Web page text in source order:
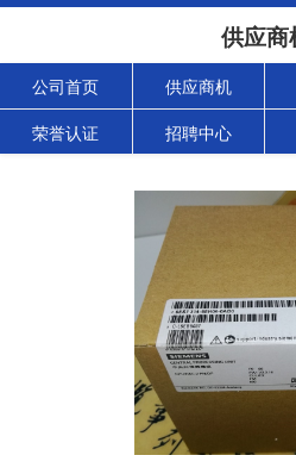
供应商
公司首页 供应商机
荣誉认证 招聘中心